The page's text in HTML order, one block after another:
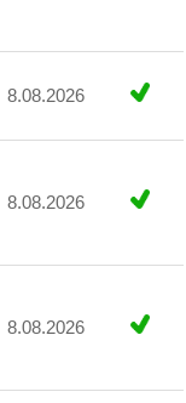
8.08.2026
8.08.2026
8.08.2026